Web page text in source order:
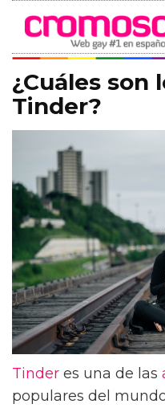
¿Cuáles son
Tinder?
Tinder es una de las
populares del